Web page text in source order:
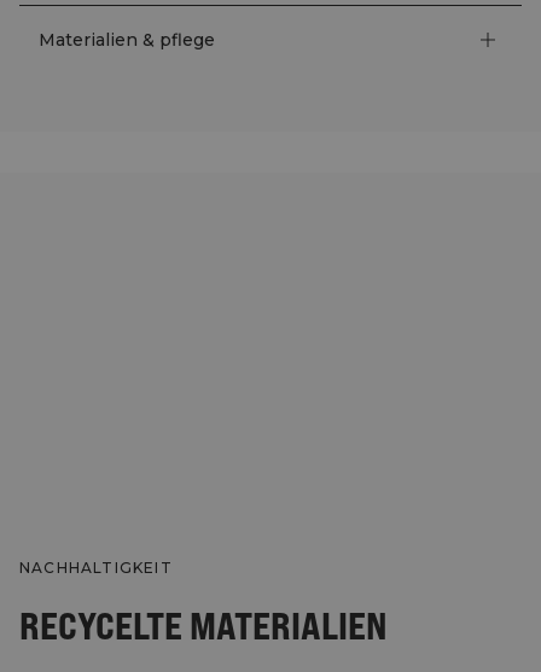
Materialien & pflege
NACHHALTIGKEIT
RECYCELTE MATERIALIEN